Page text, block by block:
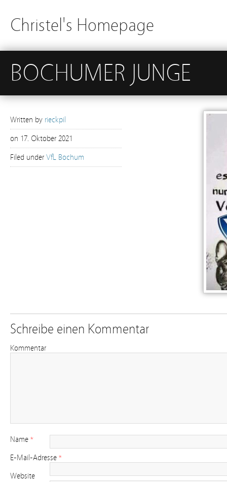
Christel's Homepage
BOCHUMER JUNGE
Written by rieckpil
on 17. Oktober 2021
Filed under VfL Bochum
Schreibe einen Kommentar
Kommentar
Name *
E-Mail-Adresse *
Website